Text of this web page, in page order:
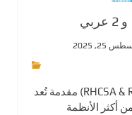
25, 2025
دورة مهندس ريدهات المعتمد (RHCSA & RHCE) مقدمة تُعد
أكثر الأنظمة